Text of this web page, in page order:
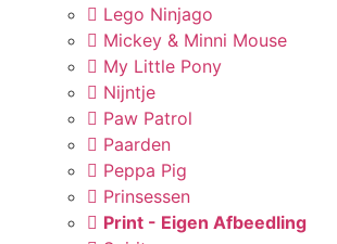
Lego Ninjago
Mickey & Minni Mouse
My Little Pony
Nijntje
Paw Patrol
Paarden
Peppa Pig
Prinsessen
Print - Eigen Afbeedling